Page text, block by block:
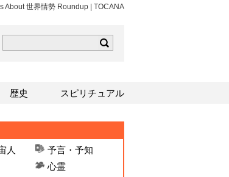
About 世界情勢 Roundup | TOCANA
人
予言・予知
心霊
歴史 スピリチュアル